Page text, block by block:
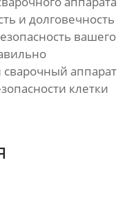
и долговечность
вашего
аппарат
клетки